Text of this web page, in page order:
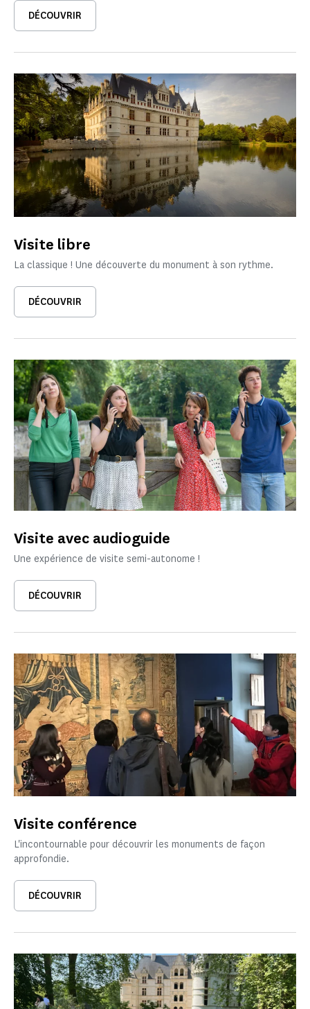
DÉCOUVRIR
Visite libre
La classique ! Une découverte du monument à son rythme.
DÉCOUVRIR
Visite avec audioguide
Une expérience de visite semi-autonome !
DÉCOUVRIR
Visite conférence
L'incontournable pour découvrir les monuments de façon
approfondie.
DÉCOUVRIR